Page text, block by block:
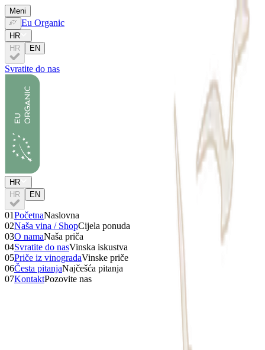
Meni
Eu Organic
HR
HR
EN
Svratite do nas
HR
HR
EN
01PočetnaNaslovna
02Naša vina / ShopCijela ponuda
03O namaNaša priča
04Svratite do nasVinska iskustva
05Priče iz vinogradaVinske priče
06Česta pitanjaNajčešća pitanja
07KontaktPozovite nas